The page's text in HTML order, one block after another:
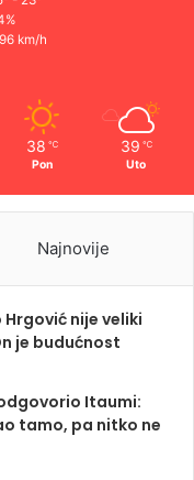
km/h
38 ℃
Pon
39 ℃
Uto
Najnovije
nije veliki
je budućnost
Itaumi:
tamo, pa nitko ne